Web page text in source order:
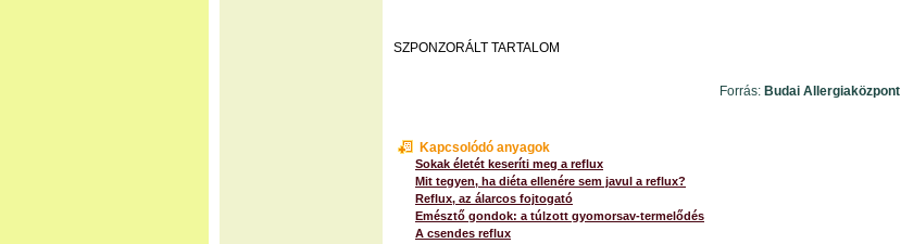
SZPONZORÁLT TARTALOM
Forrás: Budai Allergiaközpont
Kapcsolódó anyagok
Sokak életét keseríti meg a reflux
Mit tegyen, ha diéta ellenére sem javul a reflux?
Reflux, az álarcos fojtogató
Emésztő gondok: a túlzott gyomorsav-termelődés
A csendes reflux